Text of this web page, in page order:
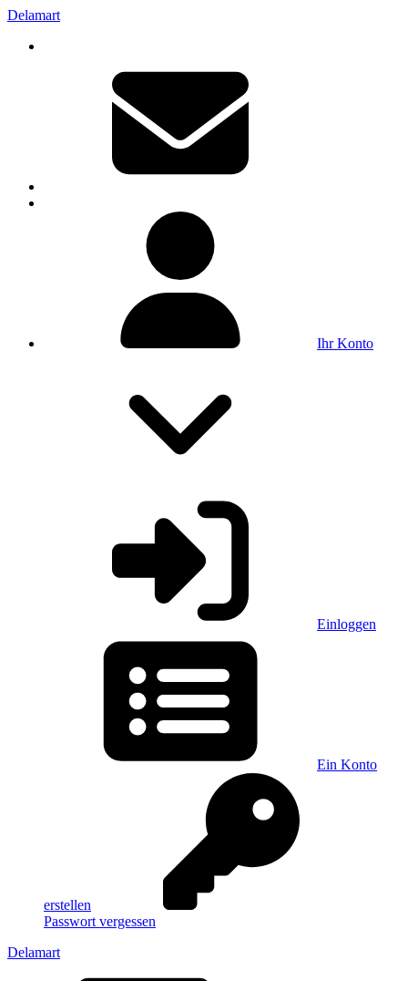
Delamart
Ihr Konto
Einloggen
Ein Konto
erstellen
Passwort vergessen
Delamart